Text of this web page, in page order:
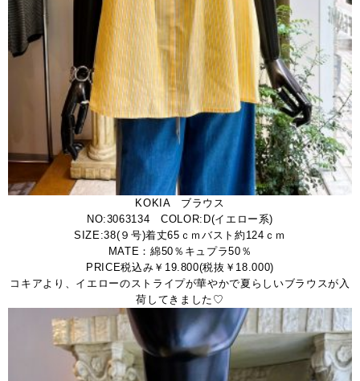
KOKIA ブラウス
NO:3063134 COLOR:D(イエロー系)
SIZE:38(９号)着丈65ｃｍバスト約124ｃｍ
MATE：綿50％キュプラ50％
PRICE税込み￥19.800(税抜￥18.000)
コキアより、イエローのストライプが華やかで夏らしいブラウスが入
荷してきました♡